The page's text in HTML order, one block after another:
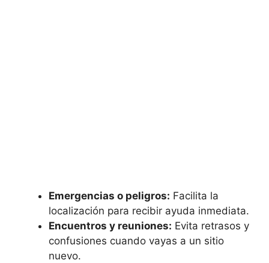
Emergencias o peligros: Facilita la
localización para recibir ayuda inmediata.
Encuentros y reuniones: Evita retrasos y
confusiones cuando vayas a un sitio
nuevo.